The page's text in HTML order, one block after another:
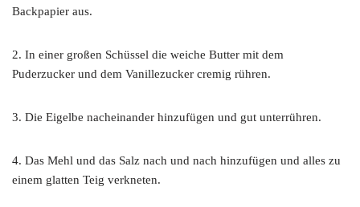
Backpapier aus.
2. In einer großen Schüssel die weiche Butter mit dem
Puderzucker und dem Vanillezucker cremig rühren.
3. Die Eigelbe nacheinander hinzufügen und gut unterrühren.
4. Das Mehl und das Salz nach und nach hinzufügen und alles zu
einem glatten Teig verkneten.